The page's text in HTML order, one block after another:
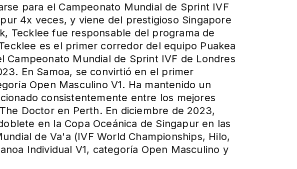
para el Campeonato Mundial de Sprint IVF
4x veces, y viene del prestigioso Singapore
Tecklee fue responsable del programa de
es el primer corredor del equipo Puakea
Mundial de Sprint IVF de Londres
En Samoa, se convirtió en el primer
Open Masculino V1. Ha mantenido un
consistentemente entre los mejores
Doctor en Perth. En diciembre de 2023,
en la Copa Oceánica de Singapur en las
de Va'a (IVF World Championships, Hilo,
Individual V1, categoría Open Masculino y